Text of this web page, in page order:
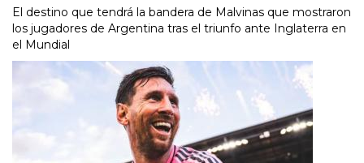
El destino que tendrá la bandera de Malvinas que mostraron
los jugadores de Argentina tras el triunfo ante Inglaterra en
el Mundial